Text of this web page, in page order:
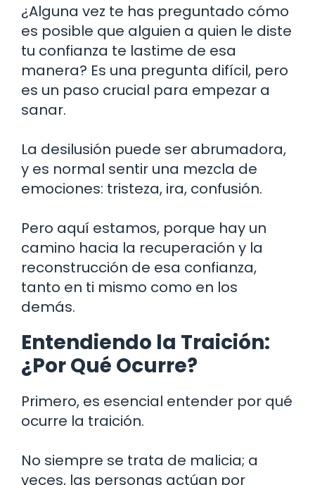
¿Alguna vez te has preguntado cómo
es posible que alguien a quien le diste
tu confianza te lastime de esa
manera? Es una pregunta difícil, pero
es un paso crucial para empezar a
sanar.
La desilusión puede ser abrumadora,
y es normal sentir una mezcla de
emociones: tristeza, ira, confusión.
Pero aquí estamos, porque hay un
camino hacia la recuperación y la
reconstrucción de esa confianza,
tanto en ti mismo como en los
demás.
Entendiendo la Traición:
¿Por Qué Ocurre?
Primero, es esencial entender por qué
ocurre la traición.
No siempre se trata de malicia; a
veces, las personas actúan por